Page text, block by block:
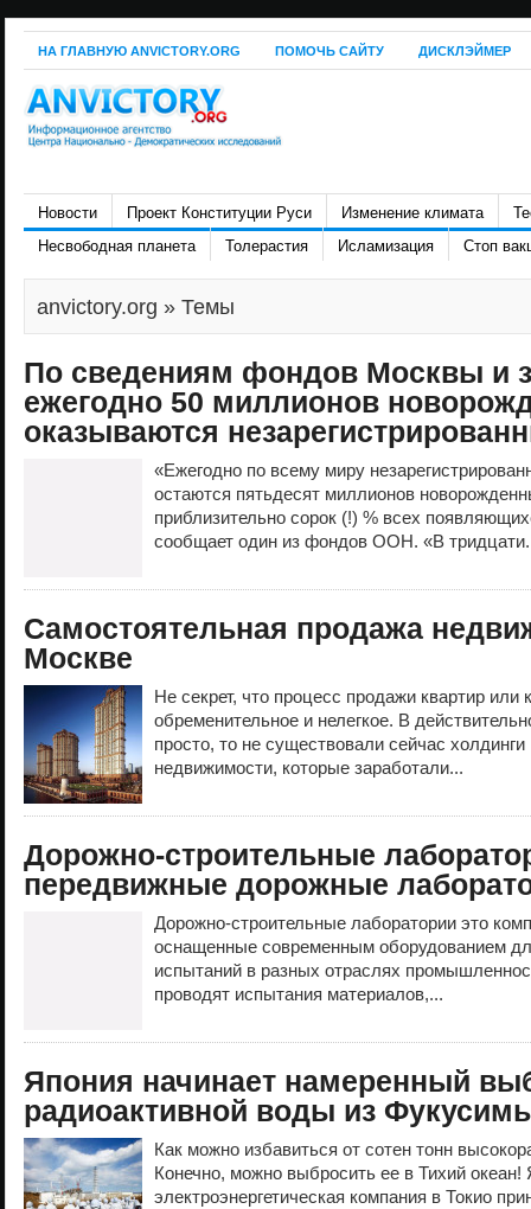
НА ГЛАВНУЮ ANVICTORY.ORG ПОМОЧЬ САЙТУ ДИСКЛЭЙМЕР
Новости Проект Конституции Руси Изменение климата
Несвободная планета
Толерастия Исламизация Стоп
anvictory.org » Темы
По сведениям фондов Москвы и
ежегодно 50 миллионов
оказываются
«Ежегодно по всему миру
остаются пятьдесят миллионов
приблизительно сорок (!) % всех
сообщает один из фондов ООН. «В
Самостоятельная продажа
Москве
Не секрет, что процесс продажи квартир
обременительное и нелегкое. В
просто, то не существовали сейчас холдинги
недвижимости, которые заработали...
Дорожно-строительные
передвижные дорожные
Дорожно-строительные лаборатории это
оснащенные современным оборудованием
испытаний в разных отраслях
проводят испытания материалов,...
Япония начинает намеренный
радиоактивной воды из
Как можно избавиться от сотен тонн
Конечно, можно выбросить ее в Тихий океан!
электроэнергетическая компания в Токио